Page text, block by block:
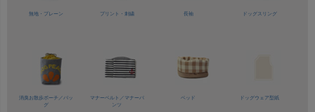
無地・プレーン プリント・刺繍 長袖 ドッグスリング
消臭お散歩ポーチ／バッ
グ
マナーベルト／ マナーパ
ンツ
ベッド ドッグウェア型紙